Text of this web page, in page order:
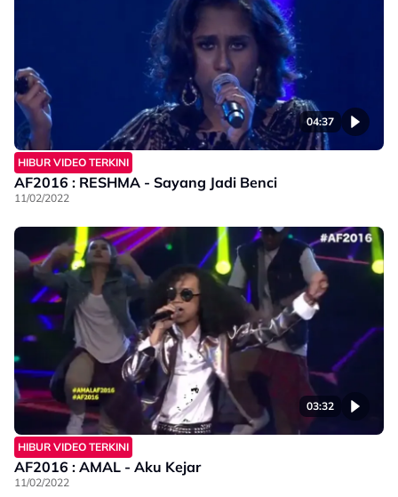
04:37
HIBUR VIDEO TERKINI
AF2016 : RESHMA - Sayang Jadi Benci
11/02/2022
03:32
HIBUR VIDEO TERKINI
AF2016 : AMAL - Aku Kejar
11/02/2022